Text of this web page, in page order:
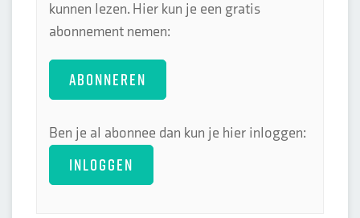
kunnen lezen. Hier kun je een gratis
abonnement nemen:
ABONNEREN
Ben je al abonnee dan kun je hier inloggen:
INLOGGEN